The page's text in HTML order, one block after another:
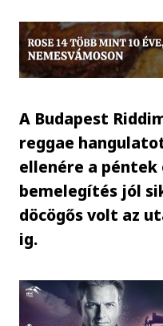
A Budapest
reggae
ellenére a
bemelegítés jól
döcögős volt az
ig.